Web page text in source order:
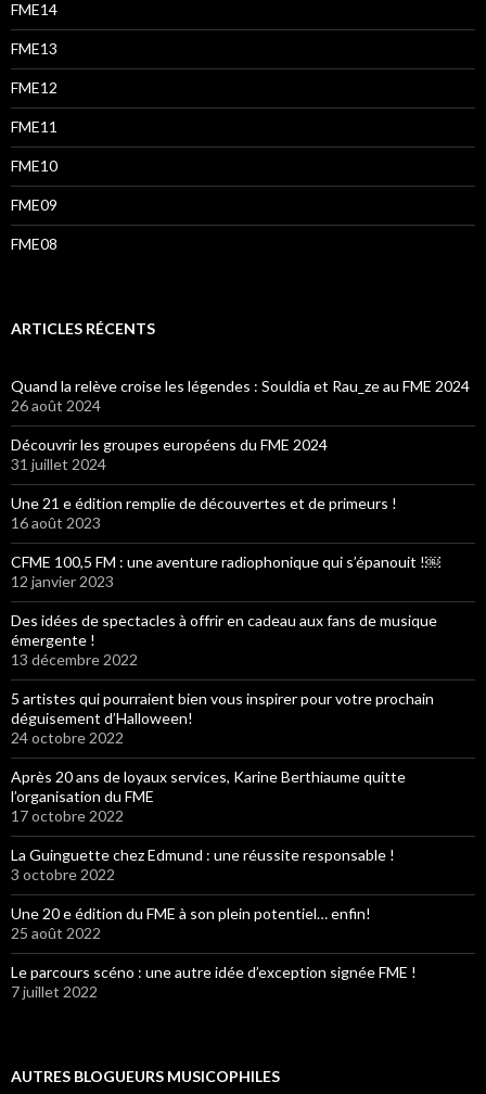
FME14
FME13
FME12
FME11
FME10
FME09
FME08
ARTICLES RÉCENTS
Quand la relève croise les légendes : Souldia et Rau_ze au FME 2024
26 août 2024
Découvrir les groupes européens du FME 2024
31 juillet 2024
Une 21 e édition remplie de découvertes et de primeurs !
16 août 2023
CFME 100,5 FM : une aventure radiophonique qui s’épanouit !￼
12 janvier 2023
Des idées de spectacles à offrir en cadeau aux fans de musique
émergente !
13 décembre 2022
5 artistes qui pourraient bien vous inspirer pour votre prochain
déguisement d’Halloween!
24 octobre 2022
Après 20 ans de loyaux services, Karine Berthiaume quitte
l’organisation du FME
17 octobre 2022
La Guinguette chez Edmund : une réussite responsable !
3 octobre 2022
Une 20 e édition du FME à son plein potentiel… enfin!
25 août 2022
Le parcours scéno : une autre idée d’exception signée FME !
7 juillet 2022
AUTRES BLOGUEURS MUSICOPHILES